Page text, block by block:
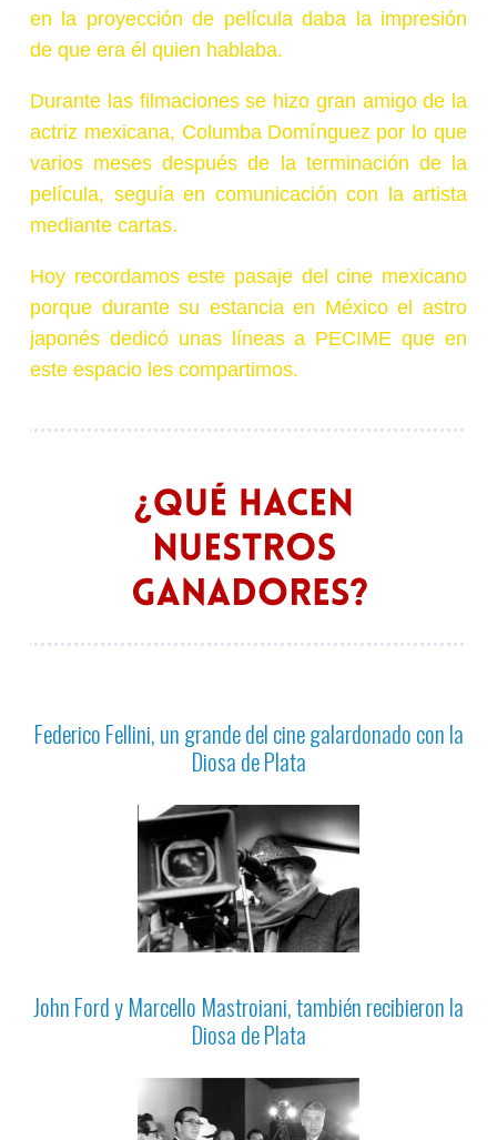
en la proyección de película daba la impresión
de que era él quien hablaba.
Durante las filmaciones se hizo gran amigo de la
actriz mexicana, Columba Domínguez por lo que
varios meses después de la terminación de la
película, seguía en comunicación con la artista
mediante cartas.
Hoy recordamos este pasaje del cine mexicano
porque durante su estancia en México el astro
japonés dedicó unas líneas a PECIME que en
este espacio les compartimos.
Federico Fellini, un grande del cine galardonado con la
Diosa de Plata
John Ford y Marcello Mastroiani, también recibieron la
Diosa de Plata